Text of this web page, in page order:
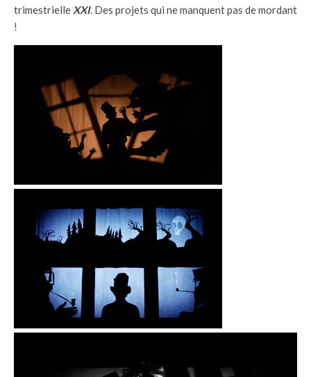
trimestrielle XXI. Des projets qui ne manquent pas de mordant
!